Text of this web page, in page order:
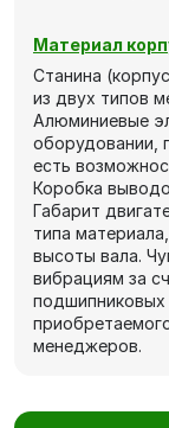
Материал
Станина
из двух типов
Алюминиевые
оборудовании,
есть
Коробка
Габарит
типа
высоты вала.
вибрациям за
подшипниковых
менеджеров.